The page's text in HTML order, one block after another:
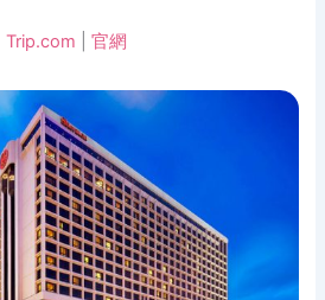
|Trip.com |官網